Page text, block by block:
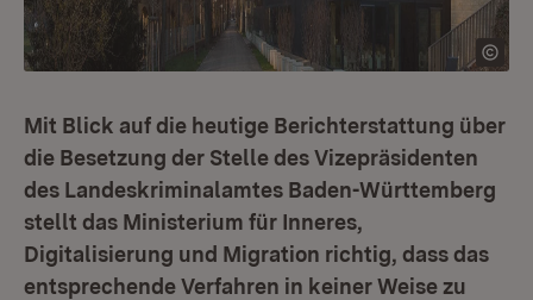
Mit Blick auf die heutige Berichterstattung über
die Besetzung der Stelle des Vizepräsidenten
des Landeskriminalamtes Baden-Württemberg
stellt das Ministerium für Inneres,
Digitalisierung und Migration richtig, dass das
entsprechende Verfahren in keiner Weise zu